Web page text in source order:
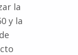
la
y la